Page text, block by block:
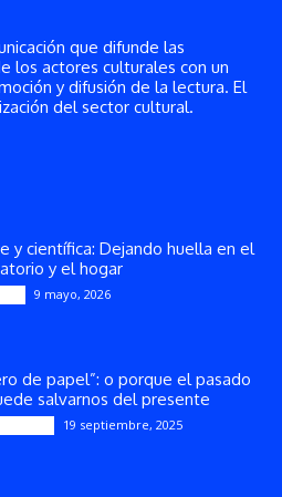
que difunde las
los actores culturales con un
y difusión de la lectura. El
del sector cultural.
y científica: Dejando huella en el
y el hogar
9 mayo, 2026
de papel”: o porque el pasado
salvarnos del presente
19 septiembre, 2025